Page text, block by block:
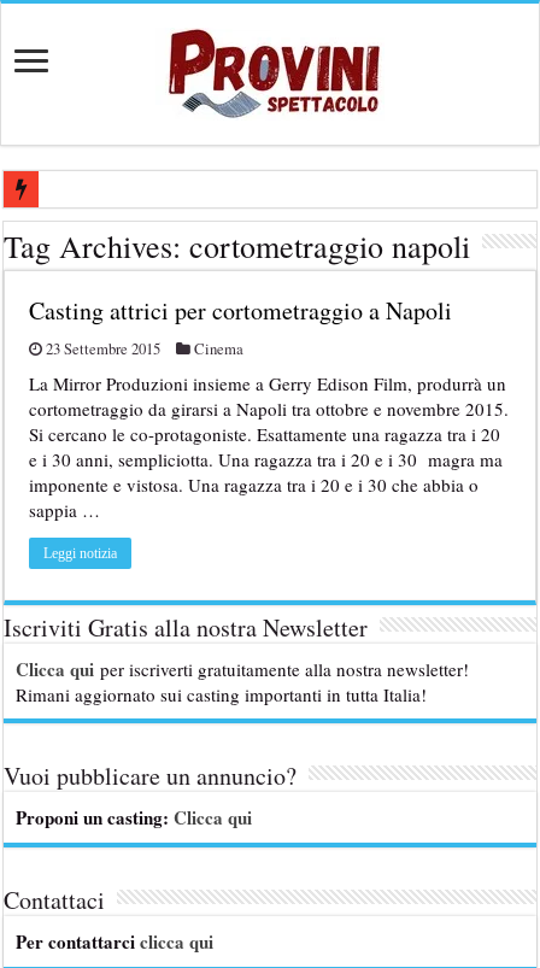
Casting film horror internazionale “Gaming Disorder”: si cercano
Casting Rai: Cercasi le nuove professoresse de L’Eredità, aperte le
Casting Urgente CHARACTER / MASCOTTE per il Parco
Affari Tuoi 2026/27: riaperti i casting Rai per partecipare al
Tag Archives:cortometraggio napoli
Casting attrici per cortometraggio a Napoli
23 Settembre 2015 Cinema
La Mirror Produzioni insieme a Gerry Edison Film, produrrà un
cortometraggio da girarsi a Napoli tra ottobre e novembre 2015.
Si cercano le co-protagoniste. Esattamente una ragazza tra i 20
e i 30 anni, sempliciotta. Una ragazza tra i 20 e i 30 magra ma
imponente e vistosa. Una ragazza tra i 20 e i 30 che abbia o
sappia …
Leggi notizia
Iscriviti Gratis alla nostra Newsletter
Clicca qui per iscriverti gratuitamente alla nostra newsletter!
Rimani aggiornato sui casting importanti in tutta Italia!
Vuoi pubblicare un annuncio?
Proponi un casting:Clicca qui
Contattaci
Per contattarciclicca qui